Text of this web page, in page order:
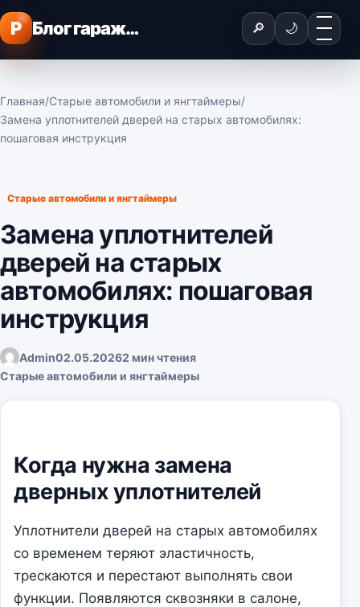
Перейти к содержимому
P Блог гаражного мастера 🔎 🌙 Меню
Главная/Старые автомобили и янгтаймеры/
Замена уплотнителей дверей на старых автомобилях:
пошаговая инструкция
Старые автомобили и янгтаймеры
Замена уплотнителей
дверей на старых
автомобилях: пошаговая
инструкция
Admin02.05.20262 мин чтения
Старые автомобили и янгтаймеры
Когда нужна замена
дверных уплотнителей
Уплотнители дверей на старых автомобилях
со временем теряют эластичность,
трескаются и перестают выполнять свои
функции. Появляются сквозняки в салоне,